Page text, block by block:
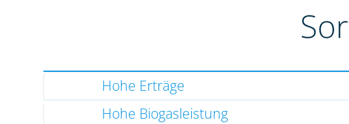
Hohe Erträge
Hohe Biogasleistung